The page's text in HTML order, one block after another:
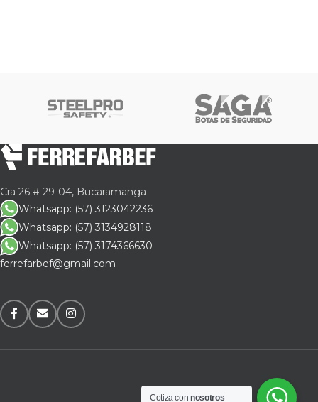
Cra 26 # 29-04, Bucaramanga
Whatsapp: (57) 3123042236
Whatsapp: (57) 3134928118
Whatsapp: (57) 3174366630
ferrefarbef@gmail.com
Cotiza connosotros